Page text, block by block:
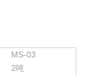
MS-03
2吨